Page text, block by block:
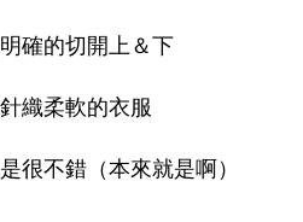
確的切開上＆下
織柔軟的衣服
很不錯（本來就是啊）